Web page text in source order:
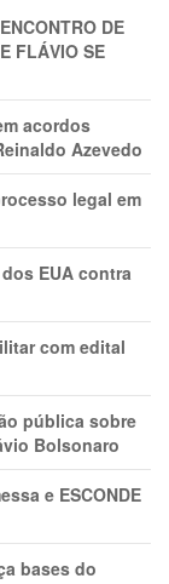
DE
FLÁVIO SE
acordos
Azevedo
legal em
EUA contra
com edital
pública sobre
Bolsonaro
e ESCONDE
bases do